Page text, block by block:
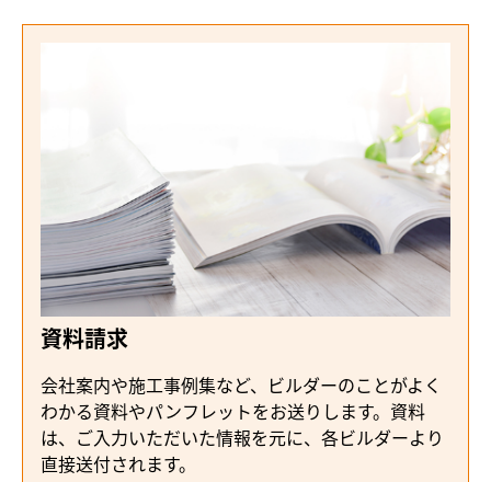
資料請求
会社案内や施工事例集など、ビルダーのことがよく
わかる資料やパンフレットをお送りします。資料
は、ご入力いただいた情報を元に、各ビルダーより
直接送付されます。